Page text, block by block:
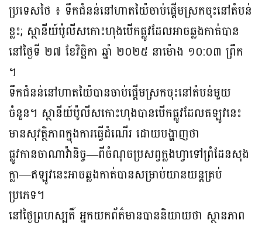
ប្រទេសថៃ ៖ ទឹកជំនន់នៅហាតយ៉ៃចាប់ផ្តើមស្រកចុះនៅតំបន់
ខ្លះ; ស្ថានីយ៍ប៉ូលីសកោះហុងបើកផ្លូវដែលអាចឆ្លងកាត់បាន
នៅថ្ងៃទី ២៧ ខែវិច្ឆិកា ឆ្នាំ ២០២៥ នាម៉ោង ១០:០៣ ព្រឹក
។
ទឹកជំនន់នៅហាតយ៉ៃបានចាប់ផ្តើមស្រកចុះនៅតំបន់មួយ
ចំនួន។ ស្ថានីយ៍ប៉ូលីសកោះហុងបានបើកផ្លូវដែលឥឡូវនេះ
មានសុវត្ថិភាពក្នុងការធ្វើដំណើរ ដោយបង្ហាញថា
ផ្លូវកានចាណាវ៉ានិច្ច—ពីចំណុចប្រសព្វក្លងហ្វាទៅព្រំដែនសុង
ក្លា—ឥឡូវនេះអាចឆ្លងកាត់បានសម្រាប់យានយន្តគ្រប់
ប្រភេទ។
នៅថ្ងៃព្រហស្បតិ៍ អ្នកយកព័ត៌មានបាននិយាយថា ស្ថានភាព